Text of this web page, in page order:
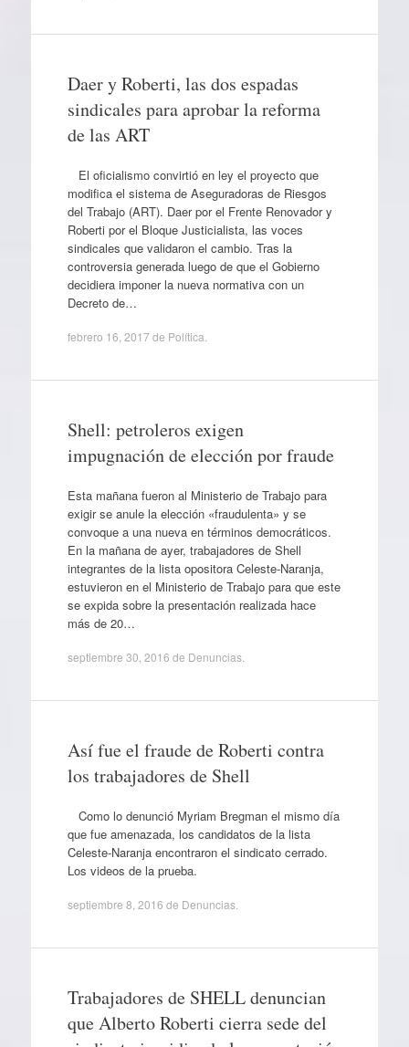
Daer y Roberti, las dos espadas
sindicales para aprobar la reforma
de las ART
El oficialismo convirtió en ley el proyecto que
modifica el sistema de Aseguradoras de Riesgos
del Trabajo (ART). Daer por el Frente Renovador y
Roberti por el Bloque Justicialista, las voces
sindicales que validaron el cambio. Tras la
controversia generada luego de que el Gobierno
decidiera imponer la nueva normativa con un
Decreto de…
febrero 16, 2017 de Política
Shell: petroleros exigen
impugnación de elección por fraude
Esta mañana fueron al Ministerio de Trabajo para
exigir se anule la elección «fraudulenta» y se
convoque a una nueva en términos democráticos.
En la mañana de ayer, trabajadores de Shell
integrantes de la lista opositora Celeste-Naranja,
estuvieron en el Ministerio de Trabajo para que este
se expida sobre la presentación realizada hace
más de 20…
septiembre 30, 2016 de Denuncias.
Así fue el fraude de Roberti contra
los trabajadores de Shell
Como lo denunció Myriam Bregman el mismo día
que fue amenazada, los candidatos de la lista
Celeste-Naranja encontraron el sindicato cerrado.
Los videos de la prueba.
septiembre 8, 2016 de Denuncias.
Trabajadores de SHELL denuncian
que Alberto Roberti cierra sede del